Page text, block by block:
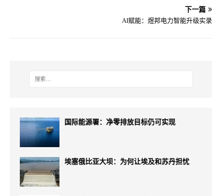
下一篇
AI赋能：煜邦电力智能升级实录
国际能源署：净零排放目标仍可实现
埃塞俄比亚大坝：为何让埃及和苏丹担忧